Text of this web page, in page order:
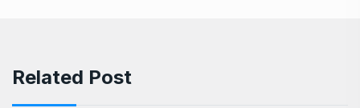
Related Post